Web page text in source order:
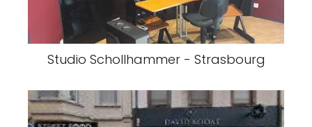
Studio Schollhammer - Strasbourg